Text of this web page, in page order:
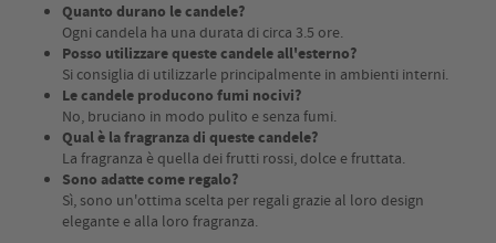
Quanto durano le candele?
Ogni candela ha una durata di circa 3.5 ore.
Posso utilizzare queste candele all'esterno?
Si consiglia di utilizzarle principalmente in ambienti interni.
Le candele producono fumi nocivi?
No, bruciano in modo pulito e senza fumi.
Qual è la fragranza di queste candele?
La fragranza è quella dei frutti rossi, dolce e fruttata.
Sono adatte come regalo?
Sì, sono un'ottima scelta per regali grazie al loro design
elegante e alla loro fragranza.